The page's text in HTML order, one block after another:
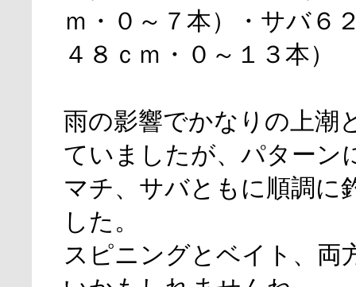
ｍ・０～７本）・サバ６
４８ｃｍ・０～１３本）
雨の影響でかなりの上潮
ていましたが、パターン
マチ、サバともに順調に
した。
スピニングとベイト、両